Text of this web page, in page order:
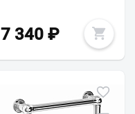
7 340 ₽